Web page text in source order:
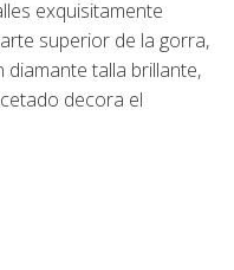
exquisitamente
superior de la gorra,
talla brillante,
decora el